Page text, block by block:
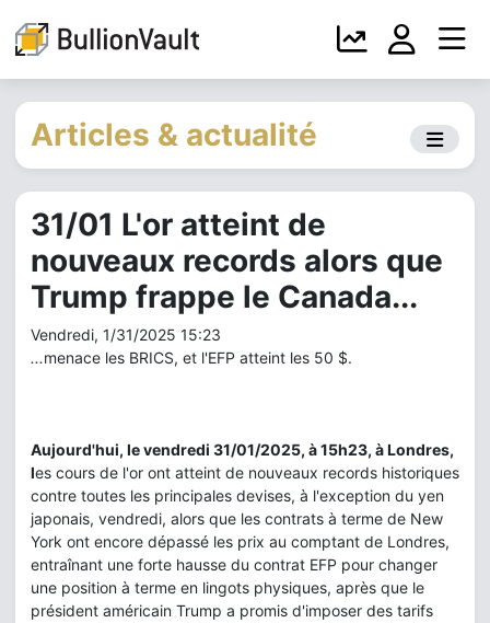
Articles & actualité
31/01 L'or atteint de
nouveaux records alors que
Trump frappe le Canada...
Vendredi, 1/31/2025 15:23
...menace les BRICS, et l'EFP atteint les 50 $.
Aujourd'hui, le vendredi 31/01/2025, à 15h23, à Londres,
les cours de l'or ont atteint de nouveaux records historiques
contre toutes les principales devises, à l'exception du yen
japonais, vendredi, alors que les contrats à terme de New
York ont encore dépassé les prix au comptant de Londres,
entraînant une forte hausse du contrat EFP pour changer
une position à terme en lingots physiques, après que le
président américain Trump a promis d'imposer des tarifs